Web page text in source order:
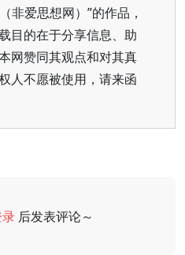
非爱思想网）”的作品，
目的在于分享信息、助
网赞同其观点和对其真
人不愿被使用，请来函
后发表评论～